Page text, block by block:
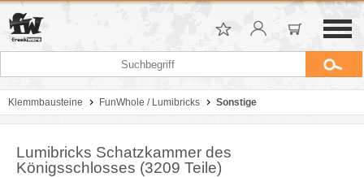
Klemmbausteine FunWhole / Lumibricks Sonstige
Lumibricks Schatzkammer des
Königsschlosses (3209 Teile)